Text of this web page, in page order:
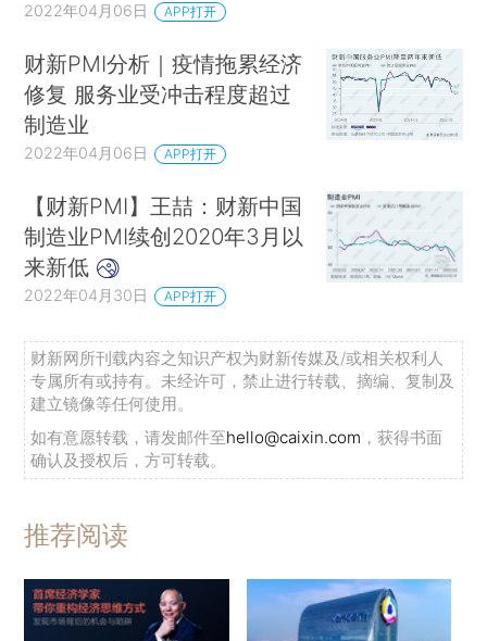
2022年04月06日 APP打开
财新PMI分析｜疫情拖累经济
修复 服务业受冲击程度超过
制造业
2022年04月06日 APP打开
【财新PMI】王喆：财新中国
制造业PMI续创2020年3月以
来新低
2022年04月30日 APP打开
财新网所刊载内容之知识产权为财新传媒及/或相关权利人
专属所有或持有。未经许可，禁止进行转载、摘编、复制及
建立镜像等任何使用。
如有意愿转载，请发邮件至hello@caixin.com ，获得书面
确认及授权后，方可转载。
推荐阅读